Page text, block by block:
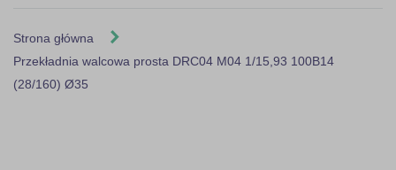
Strona główna
Przekładnia walcowa prosta DRC04 M04 1/15,93 100B14
(28/160) Ø35